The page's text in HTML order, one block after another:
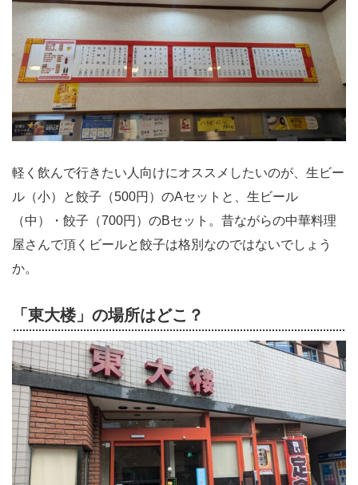
軽く飲んで行きたい人向けにオススメしたいのが、生ビー
ル（小）と餃子（500円）のAセットと、生ビール
（中）・餃子（700円）のBセット。昔ながらの中華料理
屋さんで頂くビールと餃子は格別なのではないでしょう
か。
「東大楼」の場所はどこ？